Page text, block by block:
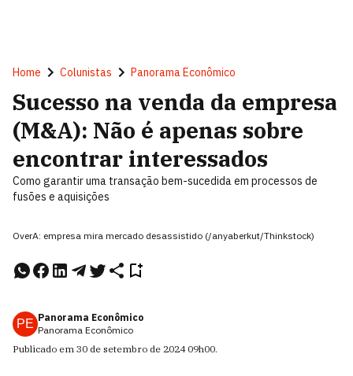
Home Colunistas Panorama Econômico
Sucesso na venda da empresa
(M&A): Não é apenas sobre
encontrar interessados
Como garantir uma transação bem-sucedida em processos de
fusões e aquisições
OverA: empresa mira mercado desassistido (/anyaberkut/Thinkstock)
PE Panorama Econômico
Panorama Econômico
Publicado em 30 de setembro de 2024 09h00.